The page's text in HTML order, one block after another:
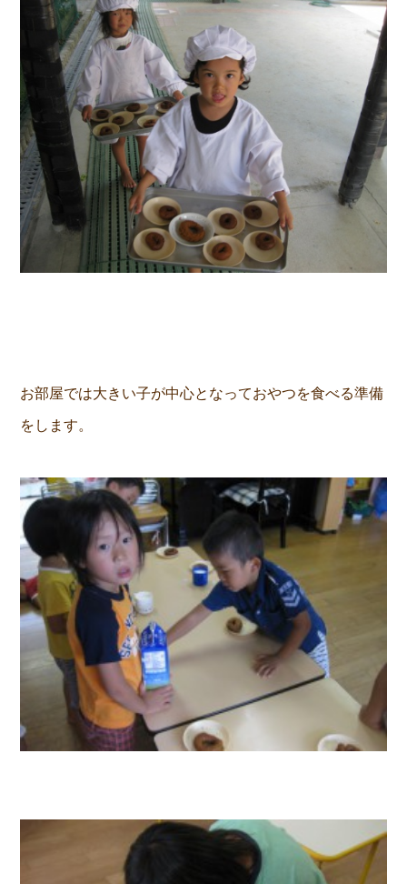
お部屋では大きい子が中心となっておやつを食べる準備
をします。